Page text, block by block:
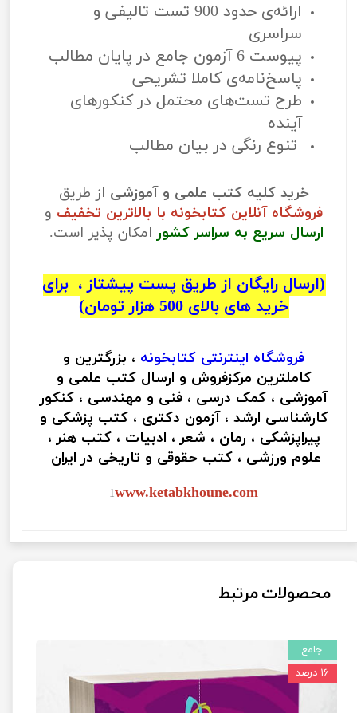
ارائه‌ی حدود 900 تست تالیفی و
سراسری
پیوست 6 آزمون جامع در پایان مطالب
پاسخ‌نامه‌ی کاملا تشریحی
طرح تست‌های محتمل در کنکورهای
آینده
تنوع رنگی در بیان مطالب
خرید کلیه کتب علمی و آموزشی از طریق
فروشگاه آنلاین کتابخونه با بالاترین تخفیف و
ارسال سریع به سراسر کشور امکان پذیر است.
(ارسال رایگان از طریق پست پیشتاز ، برای
خرید های بالای 500 هزار تومان)
فروشگاه اینترنتی کتابخونه ، بزرگترین و
کاملترین مرکزفروش و ارسال کتب علمی و
آموزشی ، کمک درسی ، فنی و مهندسی ، کنکور
کارشناسی ارشد ، آزمون دکتری ، کتب پزشکی و
پیراپزشکی ، رمان ، شعر ، ادبیات ، کتب هنر ،
علوم ورزشی ، کتب حقوقی و تاریخی در ایران
1www.ketabkhoune.com
محصولات مرتبط
جامع
۱۶ درصد